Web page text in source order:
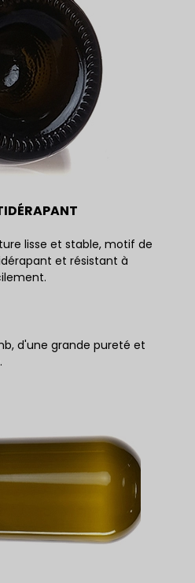
lisse et stable, motif de
et résistant à
d'une grande pureté et